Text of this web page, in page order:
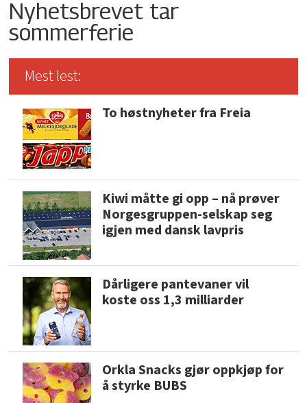
Nyhetsbrevet tar
sommerferie
Mest lest:
To høstnyheter fra Freia
Kiwi måtte gi opp – nå prøver
Norgesgruppen-selskap seg
igjen med dansk lavpris
Dårligere pantevaner vil
koste oss 1,3 milliarder
Orkla Snacks gjør oppkjøp for
å styrke BUBS